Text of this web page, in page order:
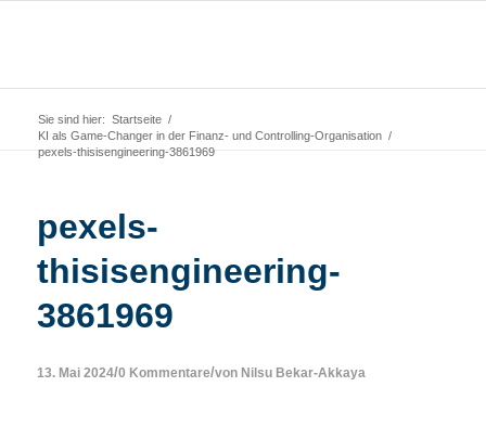
Sie sind hier: Startseite /
KI als Game-Changer in der Finanz- und Controlling-Organisation /
pexels-thisisengineering-3861969
pexels-
thisisengineering-
3861969
13. Mai 2024/0 Kommentare/von Nilsu Bekar-Akkaya